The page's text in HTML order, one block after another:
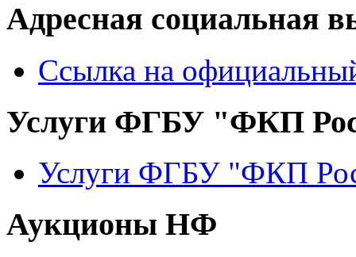
Адресная социальная
Ссылка на
Услуги ФГБУ "ФКП
Услуги ФГБУ "ФКП
Аукционы НФ